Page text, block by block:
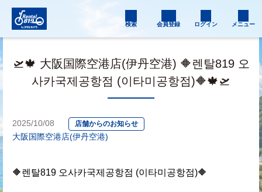
検索 会員登録 ログイン メニュー
🛫🍁 大阪国際空港店(伊丹空港) 🔶렌탈819 오
사카국제공항점 (이타미공항점)🔶🍁🛫
2025/10/08 店舗からのお知らせ
大阪国際空港店(伊丹空港)
🔶렌탈819 오사카국제공항점 (이타미공항점)🔶